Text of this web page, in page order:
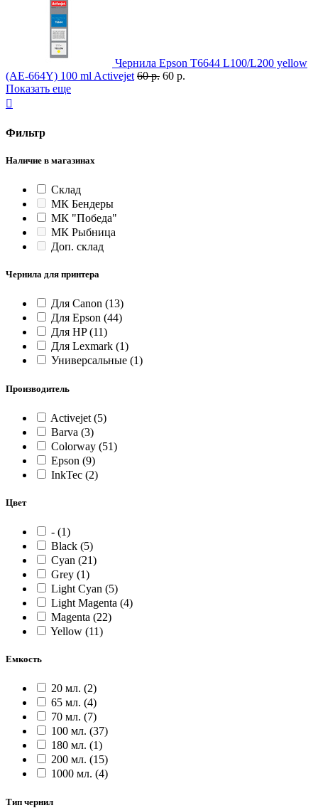
Чернила Epson T6644 L100/L200 yellow
(AE-664Y) 100 ml Activejet 60 р. 60 р.
Показать еще

Фильтр
Наличие в магазинах
Склад
МК Бендеры
МК "Победа"
МК Рыбница
Доп. склад
Чернила для принтера
Для Canon (13)
Для Epson (44)
Для HP(11)
Для Lexmark (1)
Универсальные (1)
Производитель
Activejet (5)
Barva (3)
Colorway (51)
Epson (9)
InkTec (2)
Цвет
- (1)
Black (5)
Cyan (21)
Grey (1)
Light Cyan (5)
Light Magenta (4)
Magenta (22)
Yellow (11)
Емкость
20 мл. (2)
65 мл. (4)
70 мл. (7)
100 мл. (37)
180 мл. (1)
200 мл. (15)
1000 мл. (4)
Тип чернил